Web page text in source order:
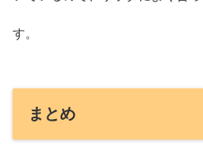
す。
まとめ